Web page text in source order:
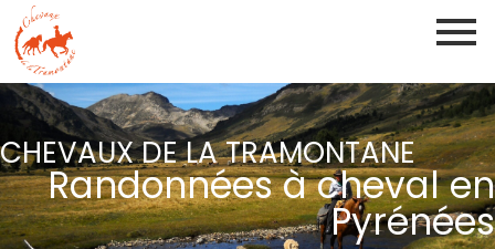
CHEVAUX DE LA TRAMONTANE
Randonnées à cheval en
Pyrénées